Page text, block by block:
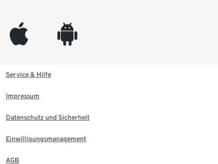
appleinc android
Service & Hilfe
Impressum
Datenschutz und Sicherheit
Einwilligungsmanagement
AGB